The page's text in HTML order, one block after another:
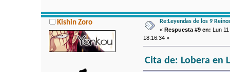
Kishin Zoro
Re:Leyendas de los 9
« Respuesta #9 en:
Lun
18:16:34 »
Cita de: Lobera en